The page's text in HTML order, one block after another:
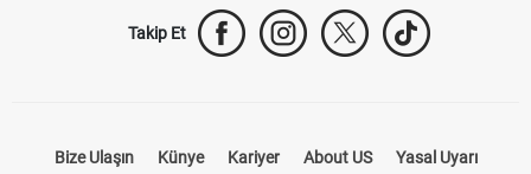
Takip Et
Bize Ulaşın Künye Kariyer About US Yasal Uyarı